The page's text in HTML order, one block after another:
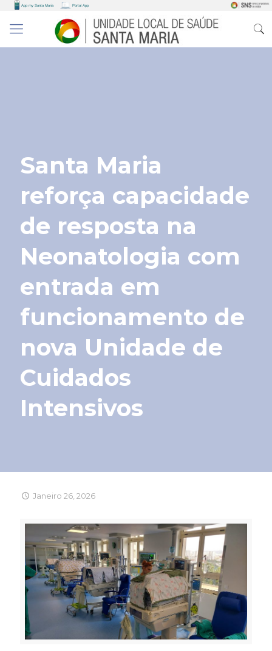
Santa Maria
reforça capacidade
de resposta na
Neonatologia com
entrada em
funcionamento de
nova Unidade de
Cuidados
Intensivos
Janeiro 26, 2026